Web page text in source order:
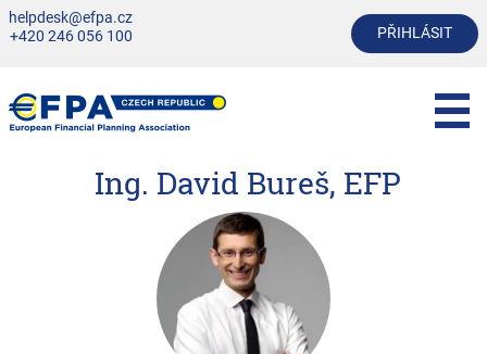
helpdesk@efpa.cz
+420 246 056 100
PŘIHLÁSIT
Ing. David Bureš, EFP